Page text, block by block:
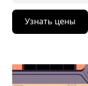
Нажмите
стрелку
вниз,
календарю
Узнать цены